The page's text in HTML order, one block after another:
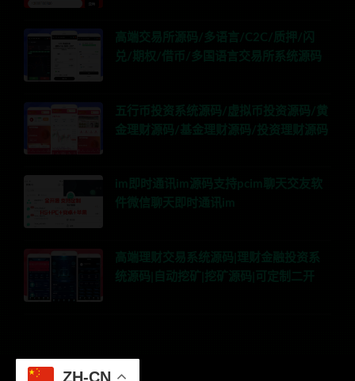
高端交易所源码/多语言/C2C/质押/闪
兑/期权/借币/多国语言交易所系统源码
五行币投资系统源码/虚拟币投资源码/黄
金理财源码/基金理财源码/投资理财源码
im即时通讯im源码支持pcim聊天交友软
件微信聊天即时通讯im
高端理财交易系统源码|理财金融投资系
统源码|自动挖矿|挖矿源码|可定制二开
ZH-CN